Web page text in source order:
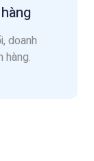
doanh
hàng.